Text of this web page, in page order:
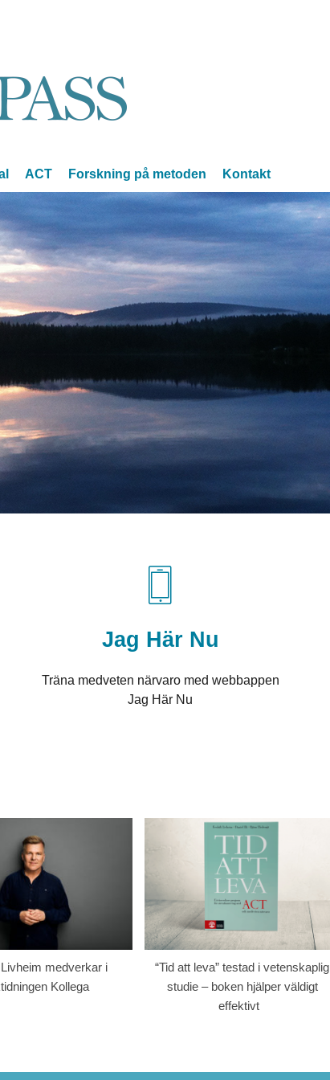
ACT Forskning på metoden Kontakt
Jag Här Nu
Träna medveten närvaro med webbappen
Jag Här Nu
medverkar i
Kollega
“Tid att leva” testad i vetenskaplig
studie – boken hjälper väldigt
effektivt